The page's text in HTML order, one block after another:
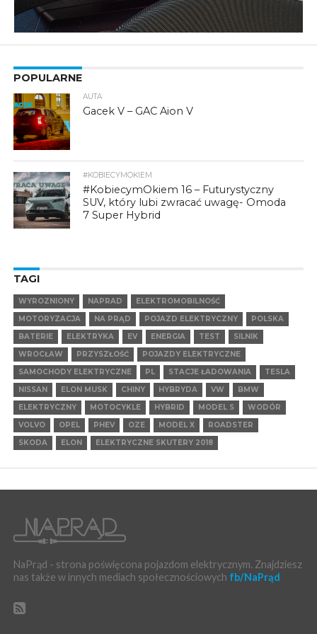
POPULARNE
AUTA
Gacek V – GAC Aion V
#KOBIECYMOKIEM
#KobiecymOkiem 16 – Futurystyczny
SUV, który lubi zwracać uwagę- Omoda
7 Super Hybrid
TAGI
WYROZNIONY NAPRAD
ELEKTROMOBILNOŚĆ
MOTORYZACJA
NA PRĄD POJAZD ELEKTRYCZNY
POLSKA
BATERIE
ELEKTRYKA EV ENERGIA TEST
SILNIK
WROCŁAW
PRZYSZŁOŚĆ
POJAZDY ELEKTRYCZNE
SAMOCHODY ELEKTRYCZNE
PL STACJE ŁADOWANIA
TESLA
NISSAN
ELON MUSK CHINY HYBRYDA VW
BMW
ELEKTRYCZNY
MOTOCYKLE HYBRID MODEL S
WODÓR
VOLVO
OPEL PHEV OZE MODEL X
ROADSTER
SKODA
ELON ELEKTRYCZNE SKUTERY 2018
NaPrąd - strona poświęcona pojazdom elektrycznym. Znajdziesz
nas także w innych mediach społecznościowych fb/NaPrąd